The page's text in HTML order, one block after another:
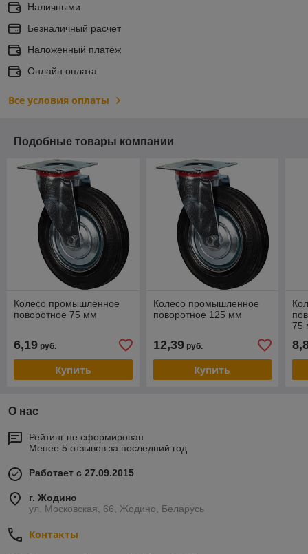
Наличными
Безналичный расчет
Наложенный платеж
Онлайн оплата
Все условия оплаты
Подобные товары компании
Колесо промышленное
поворотное 75 мм
6,19 руб.
Купить
Колесо промышленное
поворотное 125 мм
12,39руб.
Купить
75
О нас
Рейтинг не сформирован
Менее 5 отзывов за последний год
Работает с 27.09.2015
г. Жодино
ул. Московская, 66, Жодино, Беларусь
Контакты